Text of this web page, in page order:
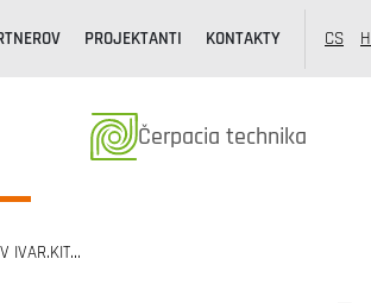
PROJEKTANTI KONTAKTY CS
Termékek kategóriából
Čerpacia technika
IVAR.KIT…